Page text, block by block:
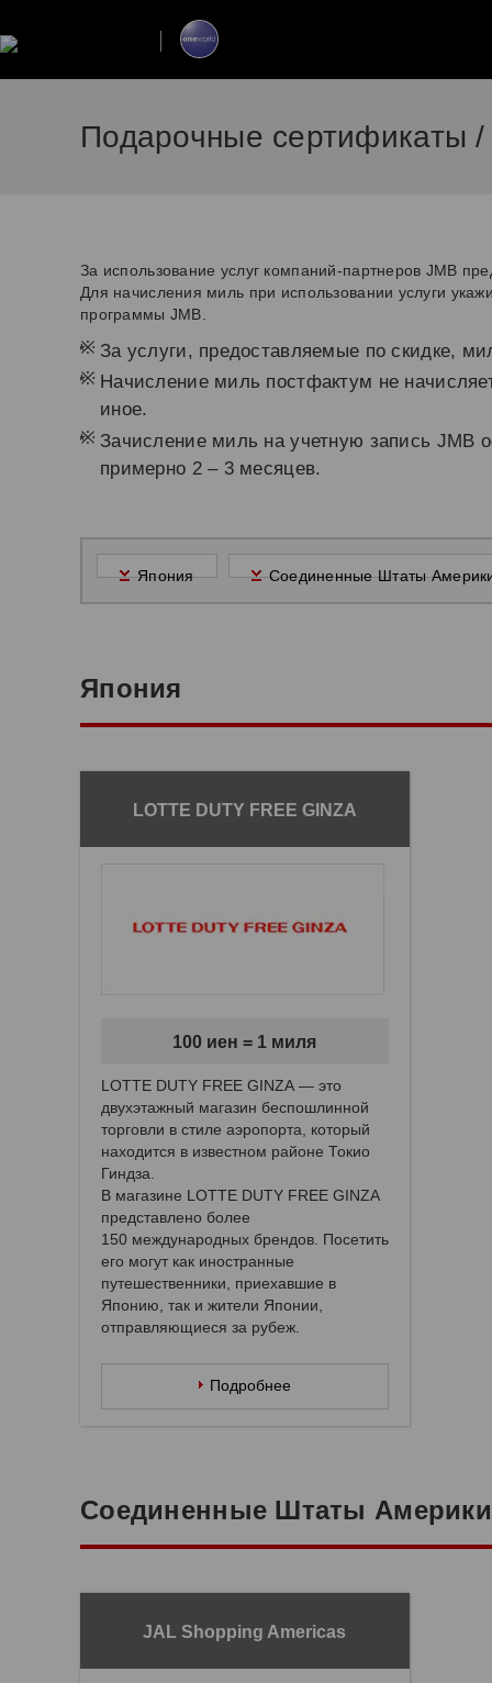
Подарочные сертификаты
За использование услуг компаний-партнеров JMB
Для начисления миль при использовании услуги
программы JMB.
*
За услуги, предоставляемые по скидке,
*
Начисление миль постфактум не
иное.
*
Зачисление миль на учетную запись JMB
примерно 2 – 3 месяцев.
Япония Соединенные Штаты
Япония
LOTTE DUTY FREE GINZA
100 иен = 1 миля
LOTTE DUTY FREE GINZA — это
двухэтажный магазин беспошлинной
торговли в стиле аэропорта, который
находится в известном районе Токио
Гиндза.
В магазине LOTTE DUTY FREE GINZA
представлено более
150 международных брендов. Посетить
его могут как иностранные
путешественники, приехавшие в
Японию, так и жители Японии,
отправляющиеся за рубеж.
Подробнее
Соединенные Штаты Америки
JAL Shopping Americas